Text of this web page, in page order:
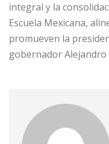
integral y la
Escuela Mexicana,
promueven la
gobernador Alejandro